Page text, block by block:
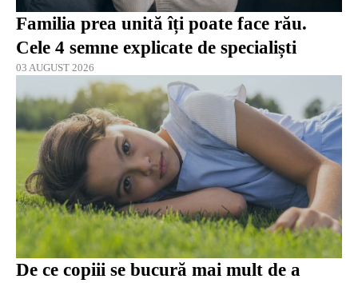
Familia prea unită îți poate face rău.
Cele 4 semne explicate de specialiști
03 AUGUST 2026
De ce copiii se bucură mai mult de a